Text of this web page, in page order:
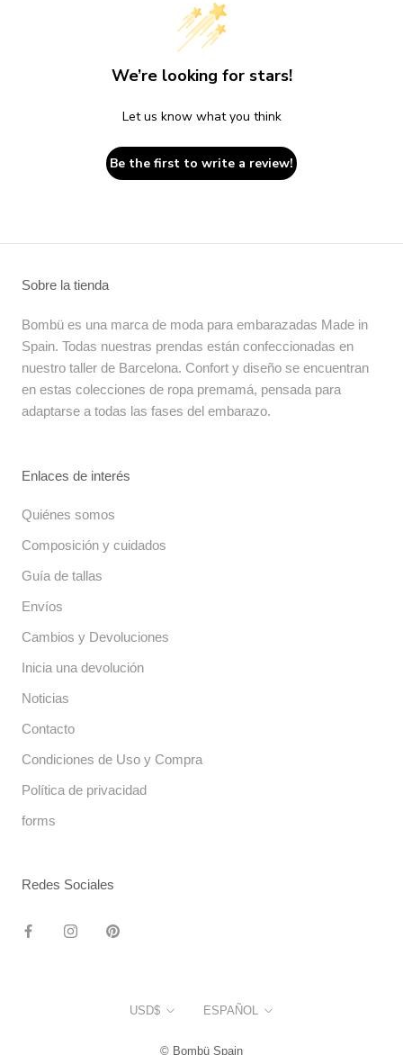
We’re looking for stars!
Let us know what you think
Be the first to write a review!
Sobre la tienda
Bombü es una marca de moda para embarazadas Made in
Spain. Todas nuestras prendas están confeccionadas en
nuestro taller de Barcelona. Confort y diseño se encuentran
en estas colecciones de ropa premamá, pensada para
adaptarse a todas las fases del embarazo.
Enlaces de interés
Quiénes somos
Composición y cuidados
Guía de tallas
Envíos
Cambios y Devoluciones
Inicia una devolución
Noticias
Contacto
Condiciones de Uso y Compra
Política de privacidad
forms
Redes Sociales
Moneda
USD$ Idioma
ESPAÑOL
© Bombü Spain